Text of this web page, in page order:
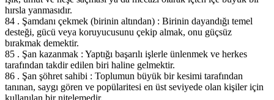
hırsla yanmasıdır.
84 . Şamdanı çekmek (birinin altından) : Birinin dayandığı temel
desteği, gücü veya koruyucusunu çekip almak, onu güçsüz
bırakmak demektir.
85 . Şan kazanmak : Yaptığı başarılı işlerle ünlenmek ve herkes
tarafından takdir edilen biri haline gelmektir.
86 . Şan şöhret sahibi : Toplumun büyük bir kesimi tarafından
tanınan, saygı gören ve popülaritesi en üst seviyede olan kişiler için
kullanılan bir nitelemedir.